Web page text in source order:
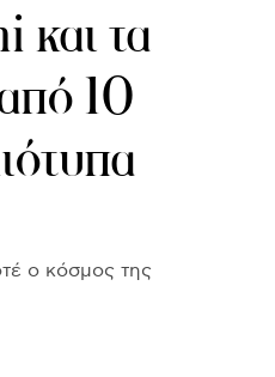
και τα
10
ο κόσμος της